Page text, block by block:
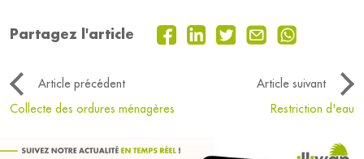
Partagez l'article
Article précédent
Article suivant
Collecte des ordures ménagères
Restriction d'eau